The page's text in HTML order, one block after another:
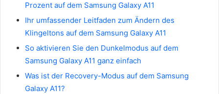
Prozent auf dem Samsung Galaxy A11
Ihr umfassender Leitfaden zum Ändern des
Klingeltons auf dem Samsung Galaxy A11
So aktivieren Sie den Dunkelmodus auf dem
Samsung Galaxy A11 ganz einfach
Was ist der Recovery-Modus auf dem Samsung
Galaxy A11?